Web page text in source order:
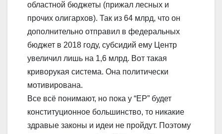
областной бюджеты (прижал лесных и
прочих олигархов). Так из 64 млрд, что он
дополнительно отправил в федеральных
бюджет в 2018 году, субсидий ему Центр
увеличил лишь на 1,6 млрд. Вот такая
криворукая система. Она политически
мотивирована.
Все всё понимают, но пока у “ЕР” будет
конституционное большинство, то никакие
здравые законы и идеи не пройдут. Поэтому